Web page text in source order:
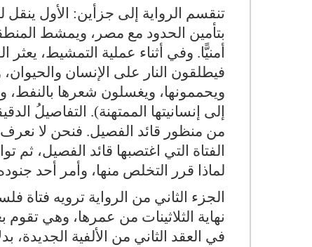
تنقسم الرواية إلى جزأين: الأول
بتأمين الحدود مع مصر، ويمشط
أمنيًّا. وفي أثناء عملية التمشيط،
فيطلقون النار على الإنسان
ويحممونها، ويغسلون شعرها بالنفط،
إلى إنسانيتها الممتهنة). التفاصيلُ
من منظور قائد الفصيل. فنحن لا نعرف
الفتاة التي اغتصبها قائد الفصيل، ثم
لماذا قرر التخلص منها، وأمر أحد
نهاية الثلاثينات من عمرها، وهي
في العقد الثاني من الألفية